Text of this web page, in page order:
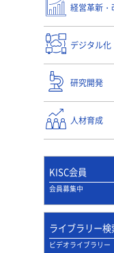
経営革新・
デジタル化
研究開発
人材育成
KISC会員
会員募集中
ライブラリー検
ビデオライブラリー